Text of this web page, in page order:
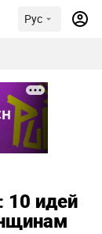
Рус
10 идей